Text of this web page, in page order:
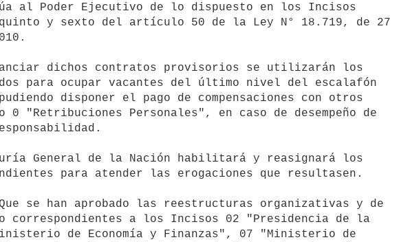
al Poder Ejecutivo de lo dispuesto en los Incisos
y sexto del artículo 50 de la Ley N° 18.719, de 27
dichos contratos provisorios se utilizarán los
para ocupar vacantes del último nivel del escalafón
disponer el pago de compensaciones con otros
0 "Retribuciones Personales", en caso de desempeño de
General de la Nación habilitará y reasignará los
para atender las erogaciones que resultasen.
I) Que se han aprobado las reestructuras organizativas y de
correspondientes a los Incisos 02 "Presidencia de la
de Economía y Finanzas", 07 "Ministerio de